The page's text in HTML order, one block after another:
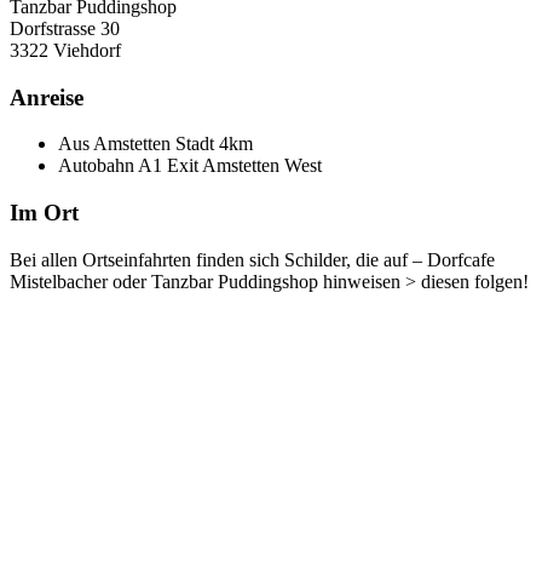
Tanzbar Puddingshop
Dorfstrasse 30
3322 Viehdorf
Anreise
Aus Amstetten Stadt 4km
Autobahn A1 Exit Amstetten West
Im Ort
Bei allen Ortseinfahrten finden sich Schilder, die auf – Dorfcafe
Mistelbacher oder Tanzbar Puddingshop hinweisen > diesen folgen!